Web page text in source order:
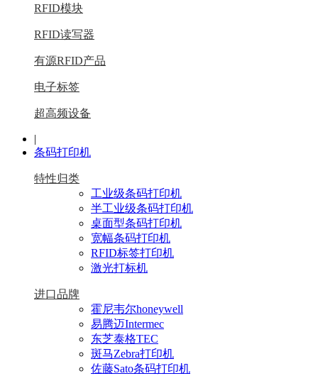
RFID模块
RFID读写器
有源RFID产品
电子标签
超高频设备
|
条码打印机
特性归类
工业级条码打印机
半工业级条码打印机
桌面型条码打印机
宽幅条码打印机
RFID标签打印机
激光打标机
进口品牌
霍尼韦尔honeywell
易腾迈Intermec
东芝泰格TEC
斑马Zebra打印机
佐藤Sato条码打印机